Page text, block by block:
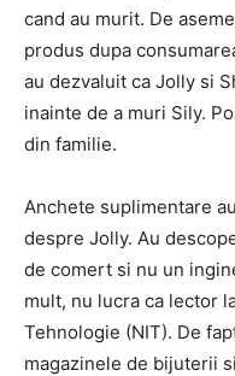
cand au murit. De
produs dupa
au dezvaluit ca Jolly si
inainte de a muri Sily.
din familie.
Anchete suplimentare
despre Jolly. Au
de comert si nu un
mult, nu lucra ca lector
Tehnologie (NIT). De
magazinele de bijuterii